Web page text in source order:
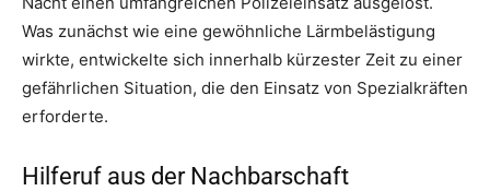
Was zunächst wie eine gewöhnliche Lärmbelästigung
wirkte, entwickelte sich innerhalb kürzester Zeit zu einer
gefährlichen Situation, die den Einsatz von Spezialkräften
erforderte.
Hilferuf aus der Nachbarschaft